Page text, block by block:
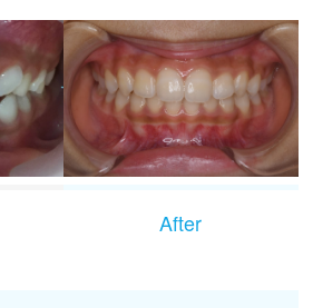
After